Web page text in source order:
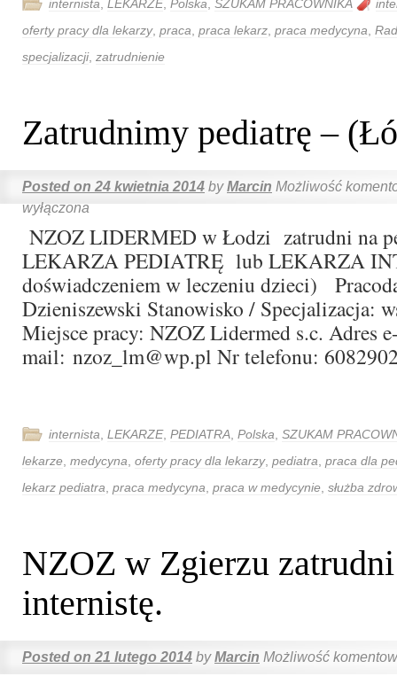
internista LEKARZE Polska SZUKAM PRACOWNIKA
oferty pracy dla lekarzy, praca praca lekarz praca medycyna
specjalizacji, zatrudnienie
Zatrudnimy pediatrę –
Posted on 24 kwietnia 2014 by Marcin Możliwość
wyłączona
NZOZ LIDERMED w Łodzi zatrudni na
LEKARZA PEDIATRĘ lub LEKARZA
doświadczeniem w leczeniu dzieci)
Dzieniszewski Stanowisko / Specjalizacja:
Miejsce pracy: NZOZ Lidermed s.c. Adres
mail: nzoz_lm@wp.pl Nr telefonu:
internista LEKARZE, PEDIATRA Polska SZUKAM
lekarze medycyna oferty pracy dla lekarzy, pediatra praca dla
lekarz pediatra praca medycyna praca w medycynie służba
NZOZ w Zgierzu
internistę.
Posted on 21 lutego 2014 by Marcin Możliwość